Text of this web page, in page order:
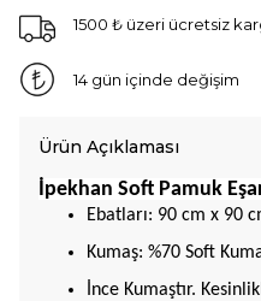
1500 ₺ üzeri ücretsiz
14 gün içinde değişim
Ürün Açıklaması
İpekhan Soft Pamuk
Ebatları: 90 cm x 90
Kumaş: %70 Soft
İnce Kumaştır.